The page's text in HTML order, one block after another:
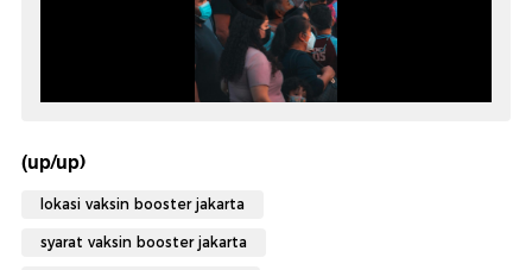
(up/up)
lokasi vaksin booster jakarta
syarat vaksin booster jakarta